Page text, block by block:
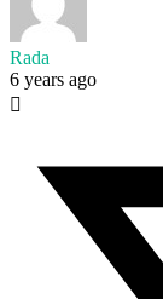
Rada
6 years ago